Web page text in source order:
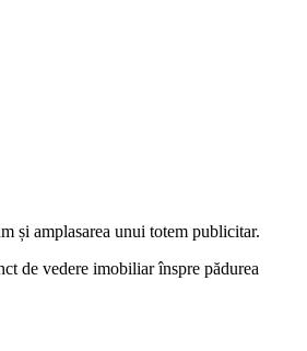
și amplasarea unui totem publicitar.
de vedere imobiliar înspre pădurea